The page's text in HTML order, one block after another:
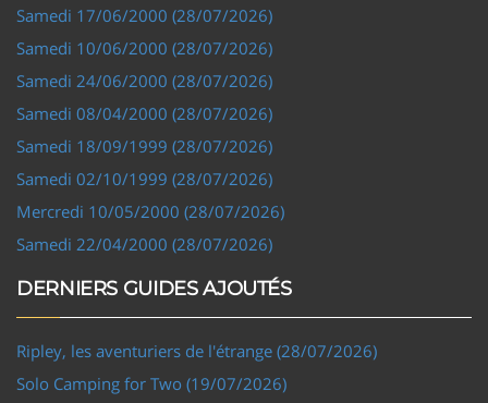
Samedi 17/06/2000 (28/07/2026)
Samedi 10/06/2000 (28/07/2026)
Samedi 24/06/2000 (28/07/2026)
Samedi 08/04/2000 (28/07/2026)
Samedi 18/09/1999 (28/07/2026)
Samedi 02/10/1999 (28/07/2026)
Mercredi 10/05/2000 (28/07/2026)
Samedi 22/04/2000 (28/07/2026)
DERNIERS GUIDES AJOUTÉS
Ripley, les aventuriers de l'étrange (28/07/2026)
Solo Camping for Two (19/07/2026)